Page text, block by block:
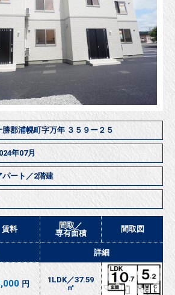
勝郡浦幌町字万年 ３５９ー２５
年07月
パート／2階建
賃料
間取／
専有面積
間取図
詳細
円
1LDK／37.59
㎡